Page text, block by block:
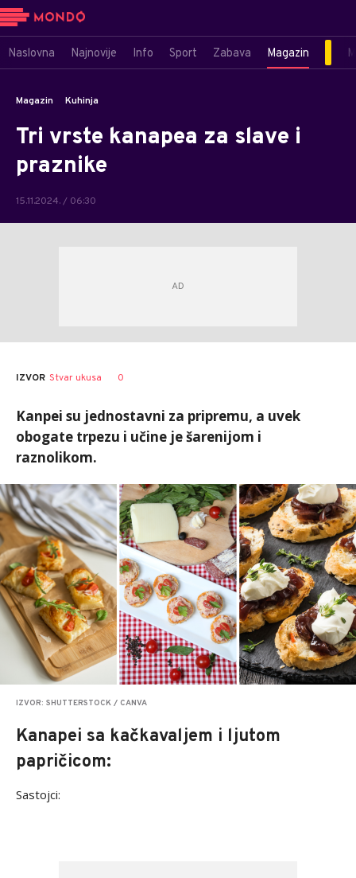
Naslovna Najnovije Info Sport Zabava Magazin
Magazin Kuhinja
Tri vrste kanapea za slave i
praznike
15.11.2024. / 06:30
IZVOR Stvar ukusa 0
Kanpei su jednostavni za pripremu, a uvek
obogate trpezu i učine je šarenijom i
raznolikom.
IZVOR: SHUTTERSTOCK / CANVA
Kanapei sa kačkavaljem i ljutom
papričicom:
Sastojci: